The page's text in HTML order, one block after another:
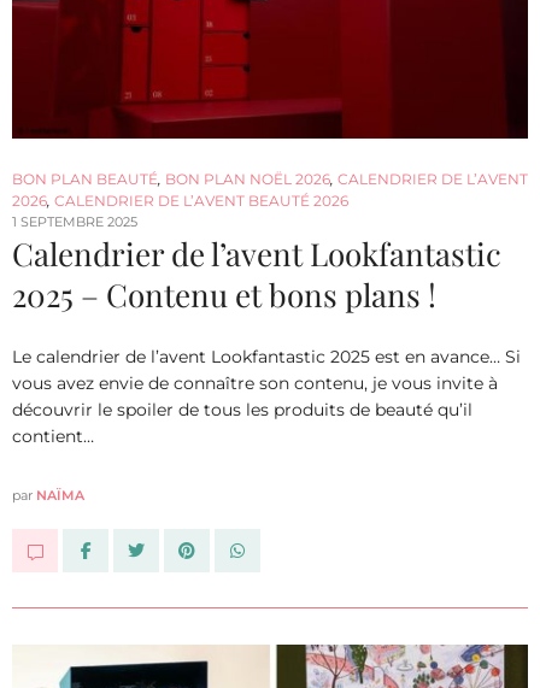
BON PLAN BEAUTÉ, BON PLAN NOËL 2026, CALENDRIER DE L’AVENT
2026, CALENDRIER DE L’AVENT BEAUTÉ 2026
1 SEPTEMBRE 2025
Calendrier de l’avent Lookfantastic
2025 – Contenu et bons plans !
Le calendrier de l’avent Lookfantastic 2025 est en avance… Si
vous avez envie de connaître son contenu, je vous invite à
découvrir le spoiler de tous les produits de beauté qu’il
contient…
par NAÏMA